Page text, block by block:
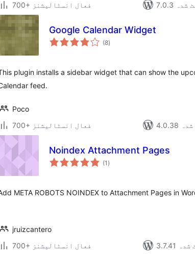
700+ فعال انسٹالیشنز
شدہ
Google Calendar Widget
(8مجموعی
درجہ
)
plugin installs a sidebar widget that can show the
feed.
Poco
700+ فعال انسٹالیشنز
شدہ
Noindex Attachment Pages
(1 مجموعی
درجہ
)
META ROBOTS NOINDEX to Attachment Pages in
jruizcantero
700+ فعال انسٹالیشنز
شدہ